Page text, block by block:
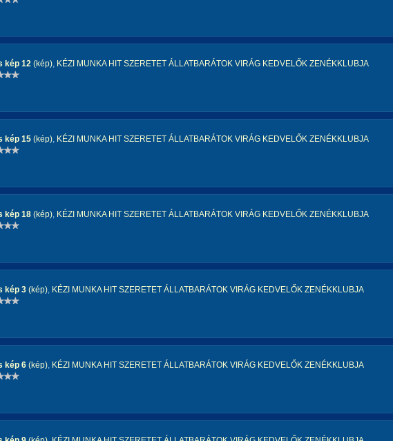
kép 12 (kép), KÉZI MUNKA HIT SZERETET ÁLLATBARÁTOK VIRÁG KEDVELŐK ZENÉKKLUBJA
kép 15 (kép), KÉZI MUNKA HIT SZERETET ÁLLATBARÁTOK VIRÁG KEDVELŐK ZENÉKKLUBJA
kép 18 (kép), KÉZI MUNKA HIT SZERETET ÁLLATBARÁTOK VIRÁG KEDVELŐK ZENÉKKLUBJA
kép 3 (kép), KÉZI MUNKA HIT SZERETET ÁLLATBARÁTOK VIRÁG KEDVELŐK ZENÉKKLUBJA
kép 6 (kép), KÉZI MUNKA HIT SZERETET ÁLLATBARÁTOK VIRÁG KEDVELŐK ZENÉKKLUBJA